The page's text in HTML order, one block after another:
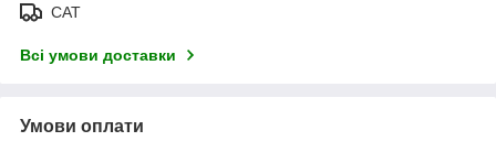
САТ
Всі умови доставки
Умови оплати